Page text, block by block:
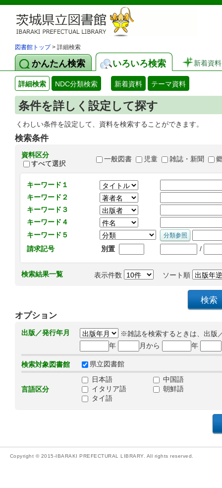
図書館トップ> 詳細検索
かんたん検索 いろいろ検索 新着資料
詳細検索 NDC分類検索 新着資料 テーマ資料
条件を詳しく設定して探す
くわしい条件を設定して、資料を検索することができます。
検索条件
資料区分
すべて選択
一般図書 児童 雑誌・新聞
キーワード１
キーワード２
キーワード３
キーワード４
キーワード５
請求記号
別置 /
検索結果一覧 表示件数 ソート順
オプション
出版／発行年月
※雑誌を検索するときは、出版
年
月から 年
検索対象図書館 県立図書館
言語区分
日本語
中国語
イタリア語
朝鮮語
タイ語
Copyright © 2015-IBARAKI PREFECTURAL LIBRARY. All rights reserved.